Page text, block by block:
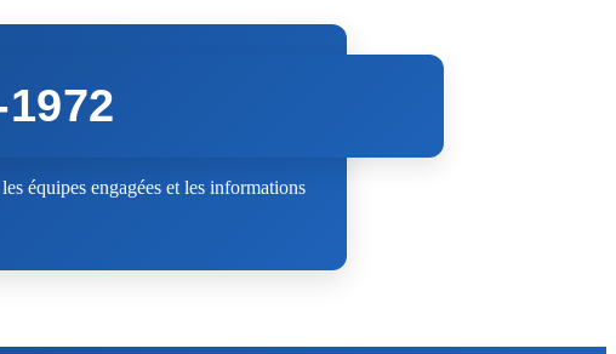
équipes engagées et les informations